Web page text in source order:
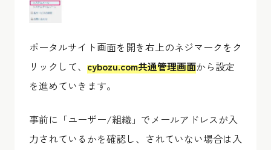
ポータルサイト画面を開き右上のネジマークをク
リックして、 cybozu.com共通管理画面から設定
を進めていきます。
事前に「ユーザー/組織」でメールアドレスが入
力されているかを確認し、されていない場合は入